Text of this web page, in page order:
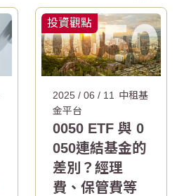
投資觀點
2025 / 06 / 11
中租基
金平台
0050 ETF 與 0
050連結基金的
差別？經理
費、保管費等